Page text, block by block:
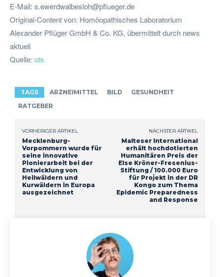
E-Mail: s.ewerdwalbesloh@pflueger.de
Original-Content von: Homöopathisches Laboratorium
Alexander Pflüger GmbH & Co. KG, übermittelt durch news
aktuell
Quelle: ots
TAGS ARZNEIMITTEL BILD
GESUNDHEIT
RATGEBER
VORHERIGER ARTIKEL
Mecklenburg-
Vorpommern wurde für
seine innovative
Pionierarbeit bei der
Entwicklung von
Heilwäldern und
Kurwäldern in Europa
ausgezeichnet
NÄCHSTER ARTIKEL
Malteser International
erhält hochdotierten
Humanitären Preis der
Else Kröner-Fresenius-
Stiftung / 100.000 Euro
für Projekt in der DR
Kongo zum Thema
Epidemic Preparedness
and Response